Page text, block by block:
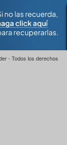
- Todos los derechos